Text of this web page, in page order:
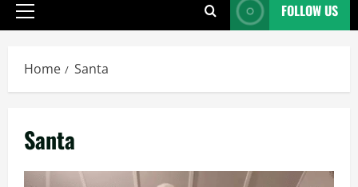
Primary
FOLLOW US
Home Santa
Santa